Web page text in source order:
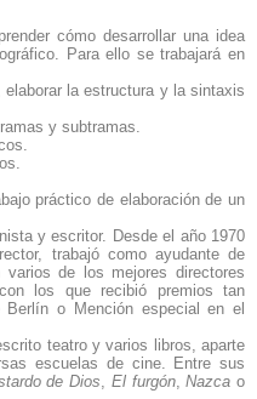
cómo desarrollar una idea
Para ello se trabajará en
la estructura y la sintaxis
y subtramas.
práctico de elaboración de un
y escritor. Desde el año 1970
trabajó como ayudante de
de los mejores directores
los que recibió premios tan
o Mención especial en el
teatro y varios libros, aparte
escuelas de cine. Entre sus
de Dios, El furgón,Nazca o